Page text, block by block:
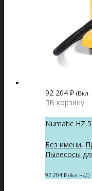
92 204 ₽
В корзину
Numatic HZ
Без имени,
Пылесосы
92 204 ₽ (Вкл. НДС)